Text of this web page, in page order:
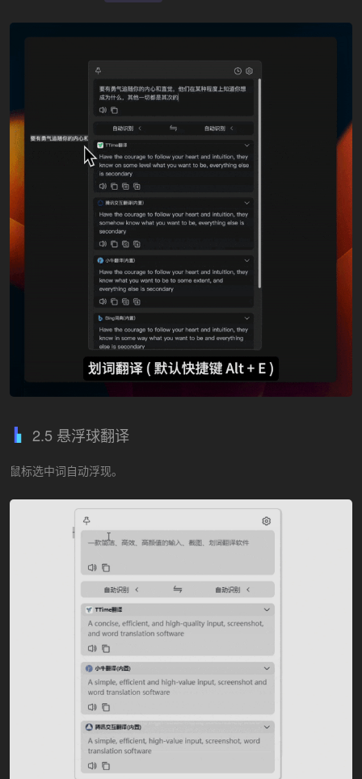
2.5 悬浮球翻译
鼠标选中词自动浮现。